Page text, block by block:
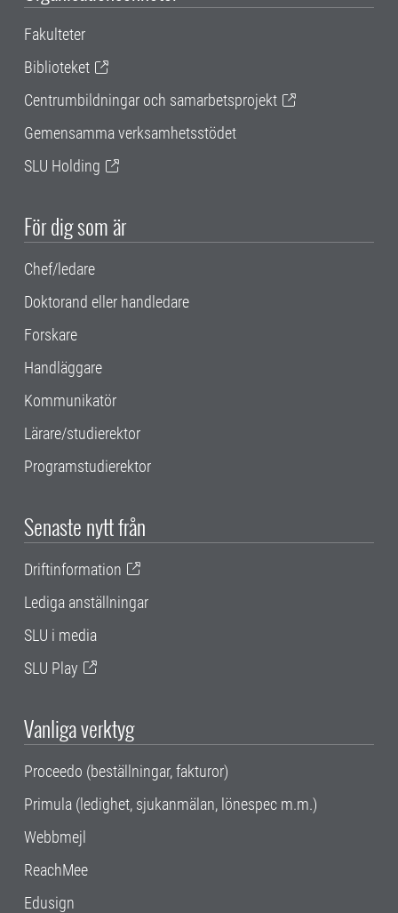
Fakulteter
Biblioteket
Centrumbildningar och samarbetsprojekt
Gemensamma verksamhetsstödet
SLU Holding
För dig som är
Chef/ledare
Doktorand eller handledare
Forskare
Handläggare
Kommunikatör
Lärare/studierektor
Programstudierektor
Senaste nytt från
Driftinformation
Lediga anställningar
SLU i media
SLU Play
Vanliga verktyg
Proceedo (beställningar, fakturor)
Primula (ledighet, sjukanmälan, lönespec m.m.)
Webbmejl
ReachMee
Edusign